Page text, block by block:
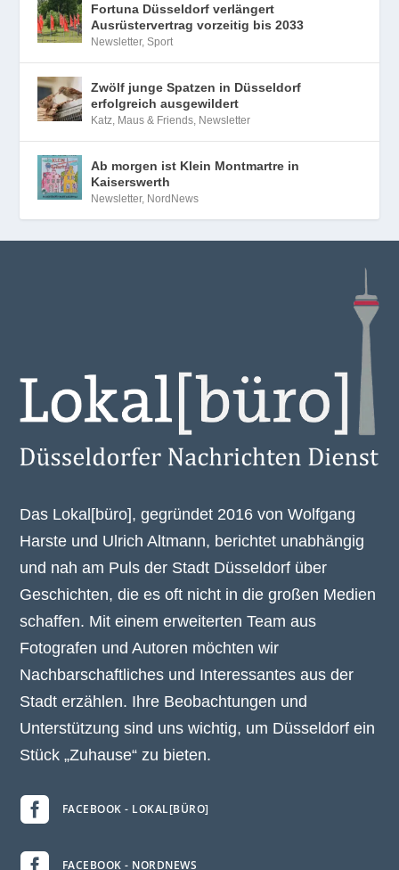
Fortuna Düsseldorf verlängert
Ausrüstervertrag vorzeitig bis 2033
Newsletter,Sport
Zwölf junge Spatzen in Düsseldorf
erfolgreich ausgewildert
Katz, Maus & Friends, Newsletter
Ab morgen ist Klein Montmartre in
Kaiserswerth
Newsletter, NordNews
Das Lokal[büro], gegründet 2016 von Wolfgang
Harste und Ulrich Altmann, berichtet unabhängig
und nah am Puls der Stadt Düsseldorf über
Geschichten, die es oft nicht in die großen Medien
schaffen. Mit einem erweiterten Team aus
Fotografen und Autoren möchten wir
Nachbarschaftliches und Interessantes aus der
Stadt erzählen. Ihre Beobachtungen und
Unterstützung sind uns wichtig, um Düsseldorf ein
Stück „Zuhause“ zu bieten.
 FACEBOOK - LOKAL[BÜRO]
FACEBOOK - NORDNEWS